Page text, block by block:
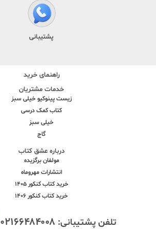
پشتیبانی
راهنمای خرید
خدمات مشتریان
زیست پینوکیو خیلی سبز
کتاب کمک درسی
خیلی سبز
گاج
درباره عشق کتاب
مولفان برگزیده
انتشارات مهروماه
خرید کتاب کنکور 1405
خرید کتاب کنکور 1406
تلفن پشتیبانی: ۰۲۱۶۶۴۸۴۰۰۸